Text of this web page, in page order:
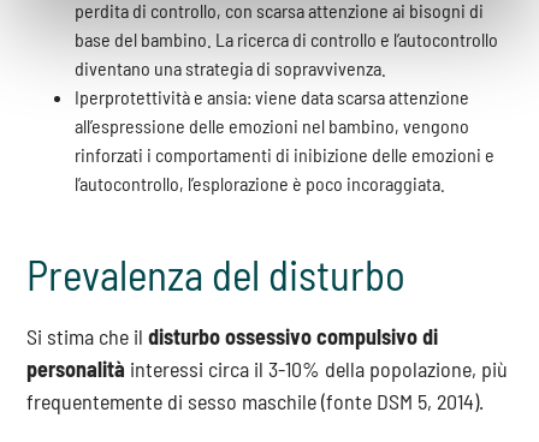
perdita di controllo, con scarsa attenzione ai bisogni di
base del bambino. La ricerca di controllo e l’autocontrollo
diventano una strategia di sopravvivenza.
Iperprotettività e ansia: viene data scarsa attenzione
all’espressione delle emozioni nel bambino, vengono
rinforzati i comportamenti di inibizione delle emozioni e
l’autocontrollo, l’esplorazione è poco incoraggiata.
Prevalenza del disturbo
Si stima che ildisturbo ossessivo compulsivo di
personalità interessi circa il 3-10% della popolazione, più
frequentemente di sesso maschile (fonte DSM 5, 2014).